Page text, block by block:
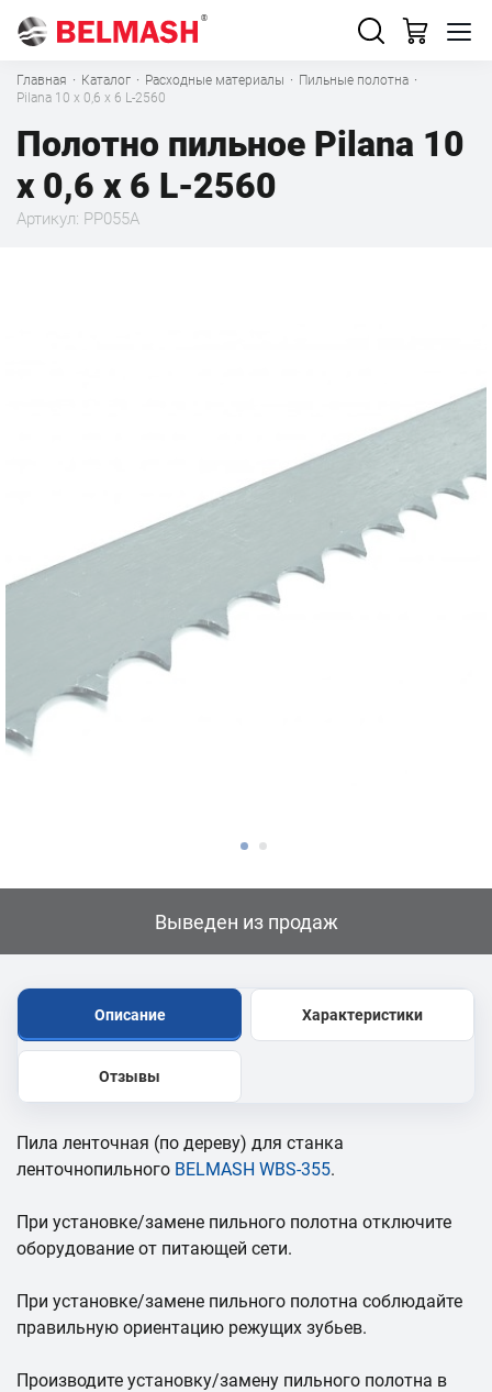
Главная · Каталог · Расходные материалы · Пильные полотна ·
Pilana 10 х 0,6 x 6 L-2560
Полотно пильное Pilana 10
х 0,6 x 6 L-2560
Артикул: PP055A
Выведен из продаж
Описание Характеристики
Отзывы
Пила ленточная (по дереву) для станка
ленточнопильного BELMASH WBS-355.
При установке/замене пильного полотна отключите
оборудование от питающей сети.
При установке/замене пильного полотна соблюдайте
правильную ориентацию режущих зубьев.
Производите установку/замену пильного полотна в